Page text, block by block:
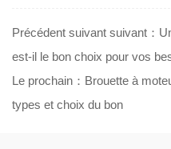
Précédent suivant suivant：
est-il le bon choix pour vos
Le prochain：Brouette à
types et choix du bon